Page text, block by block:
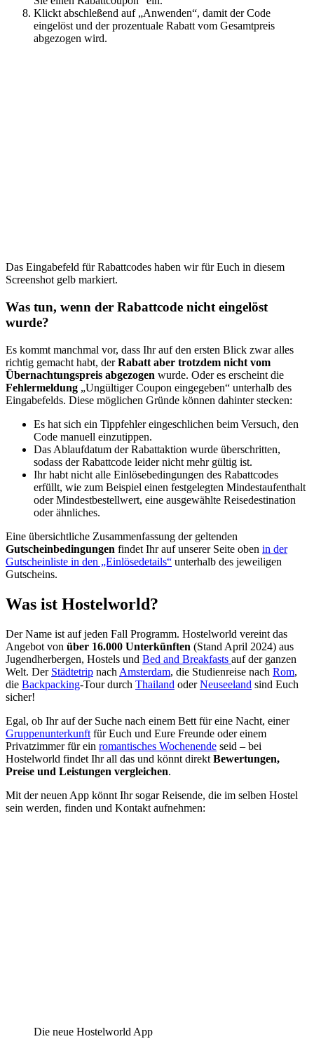
Klickt abschleßend auf „Anwenden“, damit der Code
eingelöst und der prozentuale Rabatt vom Gesamtpreis
abgezogen wird.
Das Eingabefeld für Rabattcodes haben wir für Euch in diesem
Screenshot gelb markiert.
Was tun, wenn der Rabattcode nicht eingelöst
wurde?
Es kommt manchmal vor, dass Ihr auf den ersten Blick zwar alles
richtig gemacht habt, derRabatt aber trotzdem nicht vom
Übernachtungspreis abgezogen wurde. Oder es erscheint die
Fehlermeldung „Ungültiger Coupon eingegeben“ unterhalb des
Eingabefelds. Diese möglichen Gründe können dahinter stecken:
Es hat sich ein Tippfehler eingeschlichen beim Versuch, den
Code manuell einzutippen.
Das Ablaufdatum der Rabattaktion wurde überschritten,
sodass der Rabattcode leider nicht mehr gültig ist.
Ihr habt nicht alle Einlösebedingungen des Rabattcodes
erfüllt, wie zum Beispiel einen festgelegten Mindestaufenthalt
oder Mindestbestellwert, eine ausgewählte Reisedestination
oder ähnliches.
Eine übersichtliche Zusammenfassung der geltenden
Gutscheinbedingungen findet Ihr auf unserer Seite oben in der
Gutscheinliste in den „Einlösedetails“ unterhalb des jeweiligen
Gutscheins.
Was ist Hostelworld?
Der Name ist auf jeden Fall Programm. Hostelworld vereint das
Angebot von über 16.000 Unterkünften (Stand April 2024) aus
Jugendherbergen, Hostels und Bed and Breakfasts auf der ganzen
Welt. Der Städtetrip nach Amsterdam, die Studienreise nach Rom,
die Backpacking-Tour durch Thailand oderNeuseeland sind Euch
sicher!
Egal, ob Ihr auf der Suche nach einem Bett für eine Nacht, einer
Gruppenunterkunft für Euch und Eure Freunde oder einem
Privatzimmer für ein romantisches Wochenende seid – bei
Hostelworld findet Ihr all das und könnt direkt Bewertungen,
Preise und Leistungen vergleichen.
Mit der neuen App könnt Ihr sogar Reisende, die im selben Hostel
sein werden, finden und Kontakt aufnehmen:
Die neue Hostelworld App